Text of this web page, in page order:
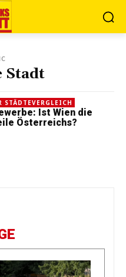
Stadt
STÄDTEVERGLEICH
Ist Wien die
Österreichs?